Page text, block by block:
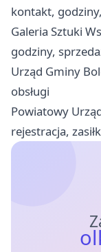
kontakt,
Galeria Sztuki
godziny,
Urząd Gminy
obsługi
Powiatowy
rejestracja,